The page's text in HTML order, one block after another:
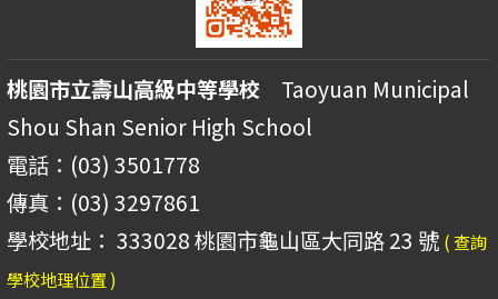
桃園市立壽山高級中等學校 Taoyuan Municipal
Shou Shan Senior High School
電話：(03) 3501778
傳真：(03) 3297861
學校地址： 333028 桃園市龜山區大同路 23 號 ( 查詢
學校地理位置 )